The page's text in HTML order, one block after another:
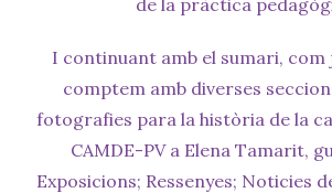
I continuant amb el sumari, com
comptem amb diverses
fotografies para la història de la
CAMDE-PV a Elena Tamarit,
Exposicions; Ressenyes; Noticies